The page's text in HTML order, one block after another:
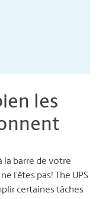
les
la barre de votre
l’êtes pas! The UPS
certaines tâches